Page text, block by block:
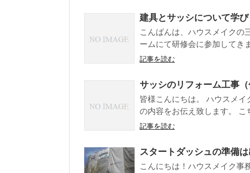
建具とサッシについて学び
こんばんは、ハウスメイクの
ームにて研修会に参加してき
記事を読む
サッシのリフォーム工事（
皆様こんにちは。 ハウスメ
の内容をお伝え致します。 こ
記事を読む
スタートダッシュの準備は
こんにちは！ハウスメイク事